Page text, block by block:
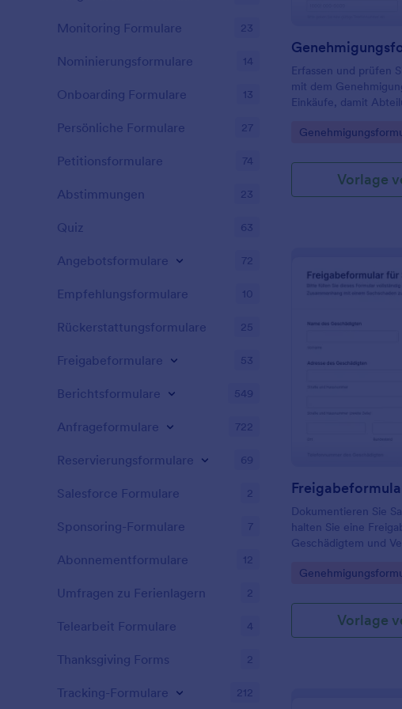
Erfassen und prüfen
mit dem
Einkäufe, damit
dokumentieren und
Go to Category:
Vorlage
Dokumentieren Sie
halten Sie eine
Geschädigtem und
Privatpersonen,
Go to Category:
Vorlage
Monitoring Formulare 23
Nominierungsformulare 14
Onboarding Formulare 13
Persönliche Formulare 27
Petitionsformulare 74
Abstimmungen 23
Quiz 63
Angebotsformulare 72
Empfehlungsformulare 10
Rückerstattungsformulare 25
Freigabeformulare 53
Berichtsformulare 549
Anfrageformulare 722
Reservierungsformulare 69
Salesforce Formulare 2
Sponsoring-Formulare 7
Abonnementformulare 12
Umfragen zu Ferienlagern 2
Telearbeit Formulare 4
Thanksgiving Forms 2
Tracking-Formulare 212